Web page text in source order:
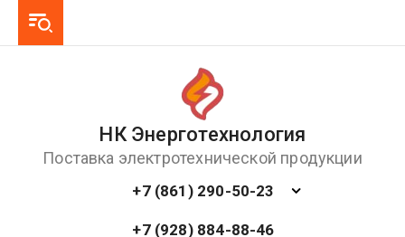
НК Энерготехнология
Поставка электротехнической продукции
+7 (861) 290-50-23
+7 (928) 884-88-46